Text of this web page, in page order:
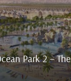
Park 2 – The